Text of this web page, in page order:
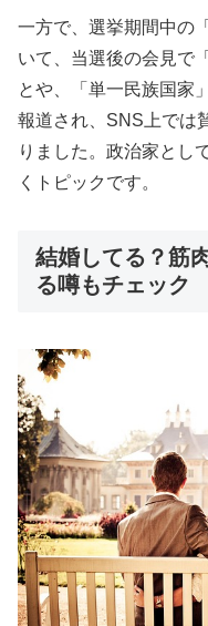
一方で、選挙期間中の
いて、当選後の会見で
とや、「単一民族国家
報道され、SNS上では
りました。政治家とし
くトピックです。
結婚してる？筋
る噂もチェック